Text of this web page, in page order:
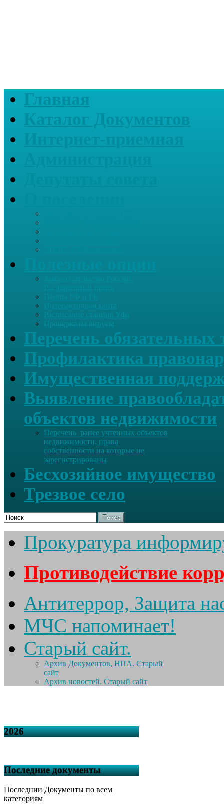
Главная
Каталог Документов
Интерактивная карта
Расписание станция Уфа
Проверка на вирусы
Перечень обязательных
Профилактика
Имущественная
Выявление
объектов недвижимости
Перечень ранее учтенных объектов
недвижимости, права
собственности на которые не
зарегистрированы
Бесхозяйное имущество
Трезвое село
Поиск
Прокуратура
Противодействие
Антитеррор, Защита
МЧС напоминает!
Старый сайт.
Архив Документов, НПА. Старый
сайт
Архив новостей. Старый сайт
2026
Последние документы
Последнии Документы по всем
категориям